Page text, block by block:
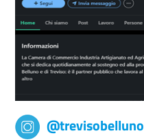
@trevisobelluno